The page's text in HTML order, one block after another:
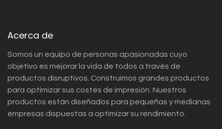
Acerca de
Somos un equipo de personas apasionadas cuyo
objetivo es mejorar la vida de todos a través de
productos disruptivos. Construimos grandes productos
para optimizar sus costes de impresión. Nuestros
productos están diseñados para pequeñas y medianas
empresas dispuestas a optimizar su rendimiento.